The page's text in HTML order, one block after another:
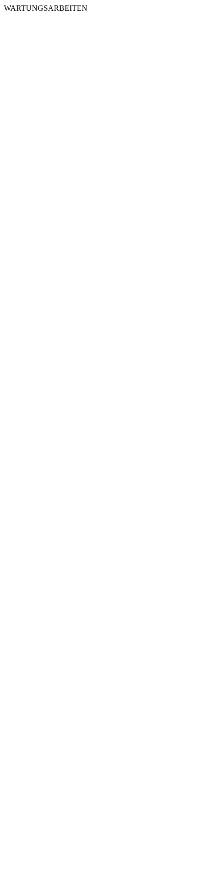
WARTUNGSARBEITEN